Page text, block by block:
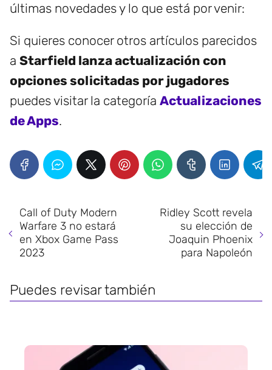
últimas novedades y lo que está por venir:
Si quieres conocer otros artículos parecidos
a Starfield lanza actualización con
opciones solicitadas por jugadores
puedes visitar la categoría Actualizaciones
de Apps.
Call of Duty Modern
Warfare 3 no estará
en Xbox Game Pass
2023
Ridley Scott revela
su elección de
Joaquin Phoenix
para Napoleón
Puedes revisar también